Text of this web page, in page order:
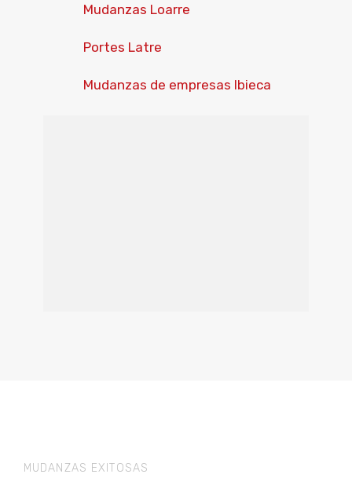
Mudanzas Loarre
Portes Latre
Mudanzas de empresas Ibieca
MUDANZAS EXITOSAS